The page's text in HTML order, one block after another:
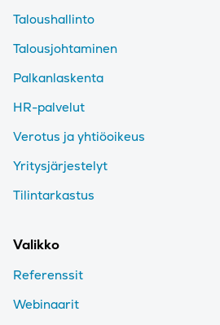
Taloushallinto
Talousjohtaminen
Palkanlaskenta
HR-palvelut
Verotus ja yhtiöoikeus
Yritysjärjestelyt
Tilintarkastus
Valikko
Referenssit
Webinaarit